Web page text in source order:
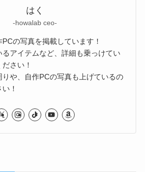
はく
-howalab ceo-
の写真を掲載しています！
アイテムなど、詳細も乗っけてい
さい！
や、自作PCの写真も上げているの
！